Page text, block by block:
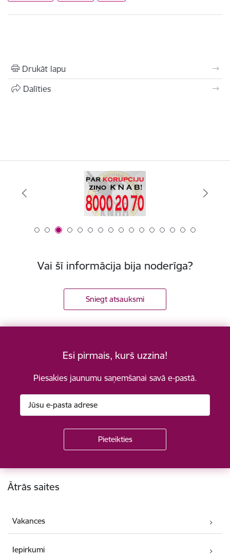
Drukāt lapu
Dalīties
Vai šī informācija bija noderīga?
Sniegt atsauksmi
Esi pirmais, kurš uzzina!
Piesakies jaunumu saņemšanai savā e-pastā.
Kājene
Ātrās saites
Vakances
Iepirkumi